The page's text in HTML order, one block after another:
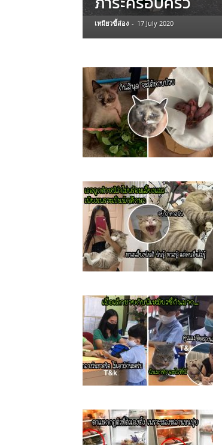
เหมียวขี้ส่อง - 17 July 2020